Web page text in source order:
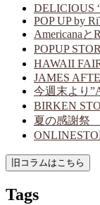
DELICIOUS
POP UP by
Americanaと
POPUP
HAWAII
JAMES
今週末より
BIRKEN
夏の感謝祭
Tags